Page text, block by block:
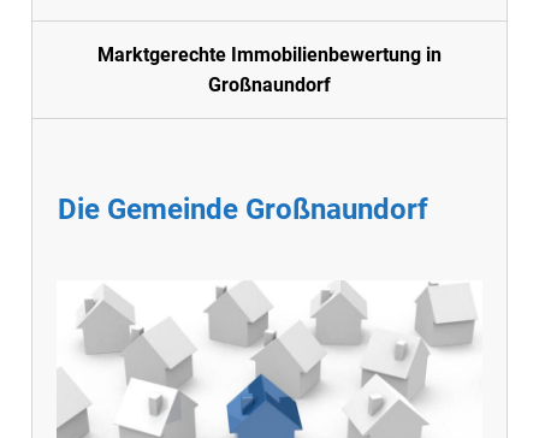
Marktgerechte Immobilienbewertung in
Großnaundorf
Die Gemeinde Großnaundorf